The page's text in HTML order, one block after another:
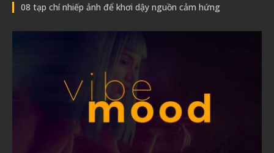
08 tạp chí nhiếp ảnh để khơi dậy nguồn cảm hứng